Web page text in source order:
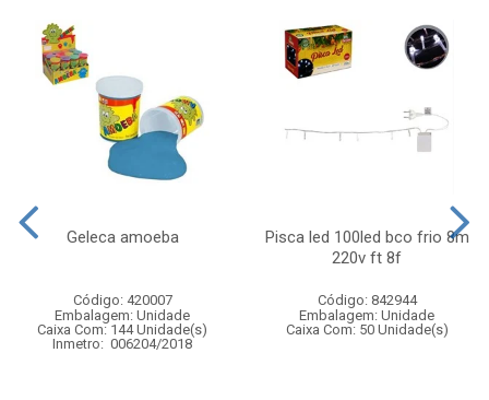
Geleca amoeba
Código: 420007
Embalagem: Unidade
Caixa Com: 144 Unidade(s)
Inmetro: 006204/2018
Pisca led 100led bco frio 8m
220v ft 8f
Código: 842944
Embalagem: Unidade
Caixa Com: 50 Unidade(s)